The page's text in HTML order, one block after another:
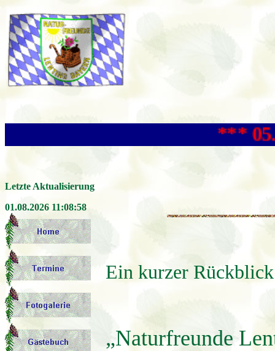
*** 05. + 06.
Letzte Aktualisierung
01.08.2026 11:08:58
Ein kurzer Rückblick
„Naturfreunde